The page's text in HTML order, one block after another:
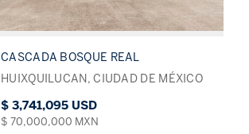
CASCADA BOSQUE REAL
HUIXQUILUCAN, CIUDAD DE MÉXICO
$ 3,741,095 USD
$ 70,000,000 MXN